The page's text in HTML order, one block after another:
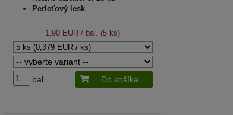
Perleťový lesk
1,90 EUR / bal. (5 ks)
bal. Do košíka